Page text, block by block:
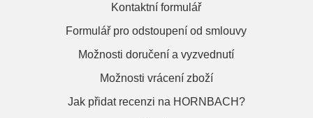
Kontaktní formulář
Formulář pro odstoupení od smlouvy
Možnosti doručení a vyzvednutí
Možnosti vrácení zboží
Jak přidat recenzi na HORNBACH?